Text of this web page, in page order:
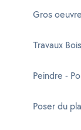
Gros
Travaux
Peindre -
Poser du